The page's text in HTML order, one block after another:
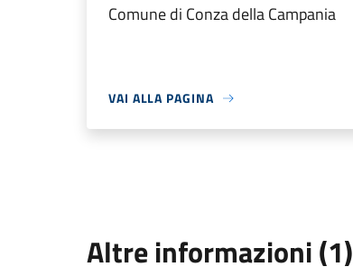
Comune di Conza della Campania
VAI ALLA PAGINA
Altre informazioni (1)